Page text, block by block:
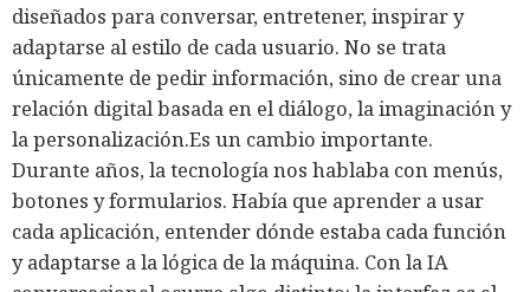
diseñados para conversar, entretener, inspirar y
adaptarse al estilo de cada usuario. No se trata
únicamente de pedir información, sino de crear una
relación digital basada en el diálogo, la imaginación y
la personalización.Es un cambio importante.
Durante años, la tecnología nos hablaba con menús,
botones y formularios. Había que aprender a usar
cada aplicación, entender dónde estaba cada función
y adaptarse a la lógica de la máquina. Con la IA